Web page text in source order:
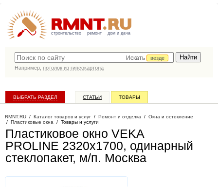
строительство ремонт дом и дача
Искать
везде
Например, потолок из гипсокартона
ВЫБРАТЬ РАЗДЕЛ СТАТЬИ ТОВАРЫ
RMNT.RU / Каталог товаров и услуг / Ремонт и отделка / Окна и остекление
/ Пластиковые окна / Товары и услуги
Пластиковое окно VEKA
PROLINE 2320х1700, одинарный
стеклопакет, м/п. Москва